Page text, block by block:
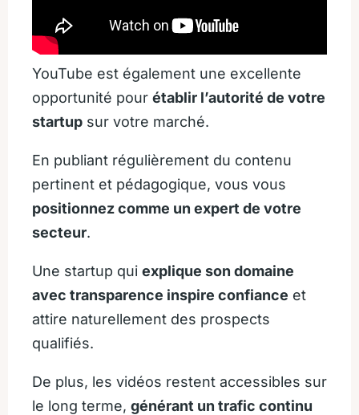
YouTube est également une excellente
opportunité pour établir l’autorité de votre
startup sur votre marché.
En publiant régulièrement du contenu
pertinent et pédagogique, vous vous
positionnez comme un expert de votre
secteur.
Une startup qui explique son domaine
avec transparence inspire confiance et
attire naturellement des prospects
qualifiés.
De plus, les vidéos restent accessibles sur
le long terme, générant un trafic continu